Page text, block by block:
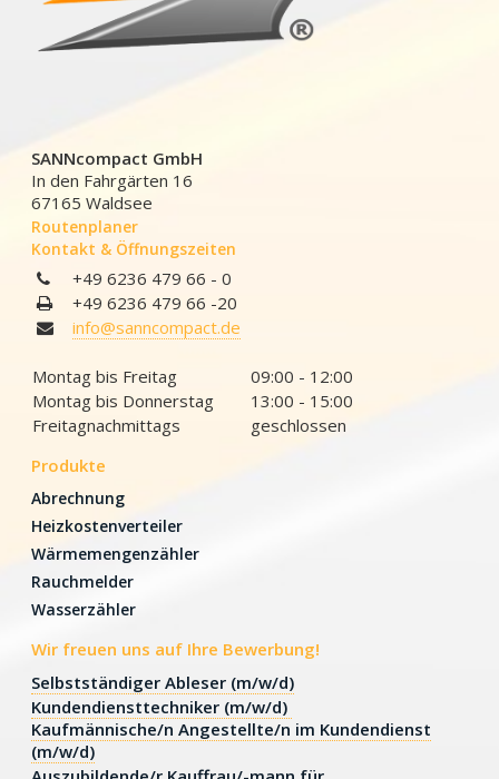
SANNcompact GmbH
In den Fahrgärten 16
67165 Waldsee
Routenplaner
Kontakt & Öffnungszeiten
+49 6236 479 66 - 0
+49 6236 479 66 -20
info@sanncompact.de
Montag bis Freitag
09:00 - 12:00
Montag bis Donnerstag
13:00 - 15:00
Freitagnachmittags
geschlossen
Produkte
Abrechnung
Heizkostenverteiler
Wärmemengenzähler
Rauchmelder
Wasserzähler
Wir freuen uns auf Ihre Bewerbung!
Selbstständiger Ableser (m/w/d)
Kundendiensttechniker (m/w/d)
Kaufmännische/n Angestellte/n im Kundendienst
(m/w/d)